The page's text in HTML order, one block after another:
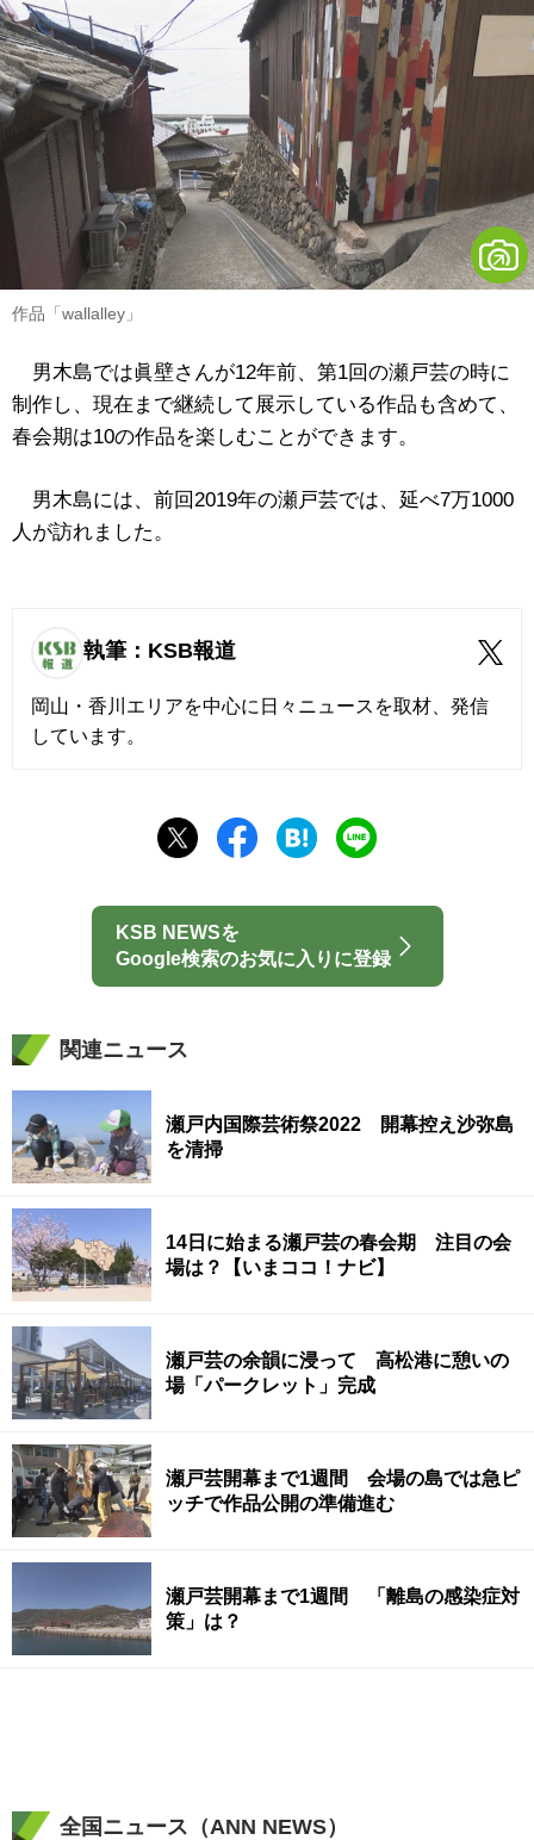
作品「wallalley」
男木島では眞壁さんが12年前、第1回の瀬戸芸の時に
制作し、現在まで継続して展示している作品も含めて、
春会期は10の作品を楽しむことができます。
男木島には、前回2019年の瀬戸芸では、延べ7万1000
人が訪れました。
執筆：KSB報道
岡山・香川エリアを中心に日々ニュースを取材、発信
しています。
KSB NEWSを
Google検索のお気に入りに登録
関連ニュース
瀬戸内国際芸術祭2022 開幕控え沙弥島
を清掃
14日に始まる瀬戸芸の春会期 注目の会
場は？【いまココ！ナビ】
瀬戸芸の余韻に浸って 高松港に憩いの
場「パークレット」完成
瀬戸芸開幕まで1週間 会場の島では急ピ
ッチで作品公開の準備進む
瀬戸芸開幕まで1週間 「離島の感染症対
策」は？
全国ニュース（ANN NEWS）